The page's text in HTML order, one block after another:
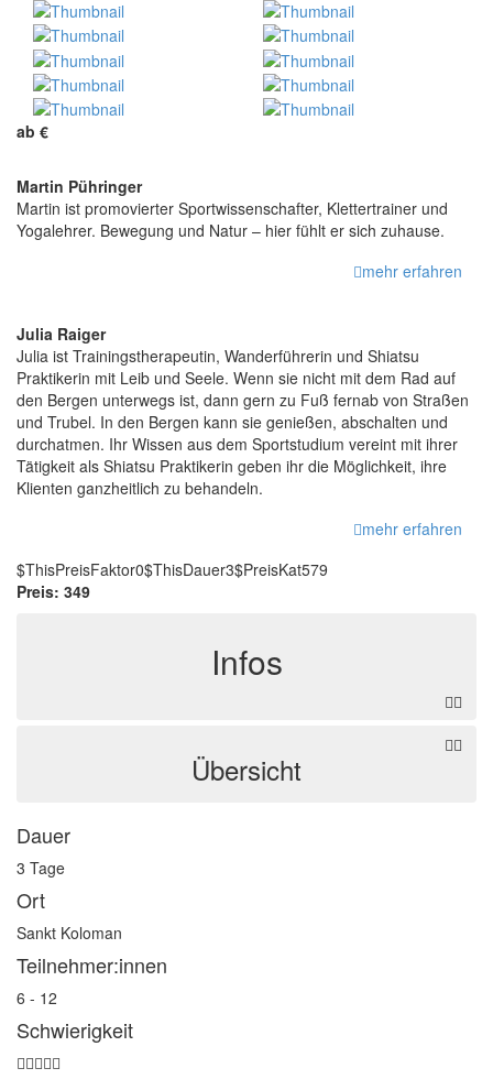
ab €
Martin Pühringer
Martin ist promovierter Sportwissenschafter, Klettertrainer und
Yogalehrer. Bewegung und Natur – hier fühlt er sich zuhause.
mehr erfahren
Julia Raiger
Julia ist Trainingstherapeutin, Wanderführerin und Shiatsu
Praktikerin mit Leib und Seele. Wenn sie nicht mit dem Rad auf
den Bergen unterwegs ist, dann gern zu Fuß fernab von Straßen
und Trubel. In den Bergen kann sie genießen, abschalten und
durchatmen. Ihr Wissen aus dem Sportstudium vereint mit ihrer
Tätigkeit als Shiatsu Praktikerin geben ihr die Möglichkeit, ihre
Klienten ganzheitlich zu behandeln.
mehr erfahren
$ThisPreisFaktor0$ThisDauer3$PreisKat579
Preis: 349
Infos
Übersicht
Dauer
3 Tage
Ort
Sankt Koloman
Teilnehmer:innen
6 - 12
Schwierigkeit